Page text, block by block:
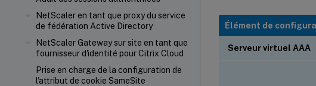
NetScaler en tant que proxy du service
de fédération Active Directory
NetScaler Gateway sur site en tant que
fournisseur d'identité pour Citrix Cloud
Prise en charge de la configuration de
l'attribut de cookie SameSite
Élément de
Serveur virtuel AAA